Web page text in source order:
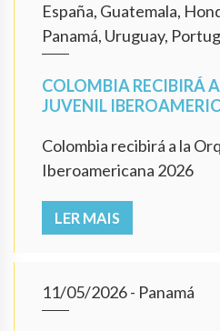
España, Guatemala,
Panamá, Uruguay,
COLOMBIA RECIBIRÁ
JUVENIL
Colombia recibirá a la
Iberoamericana 2026
LER MAIS
11/05/2026- Panamá